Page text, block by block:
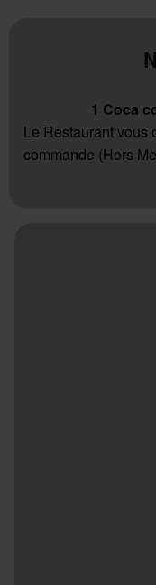
1 Coca
Le Restaurant vous
commande (Hors